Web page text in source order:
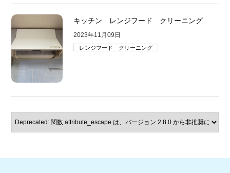
キッチン レンジフード クリーニング
2023年11月09日
レンジフード クリーニング